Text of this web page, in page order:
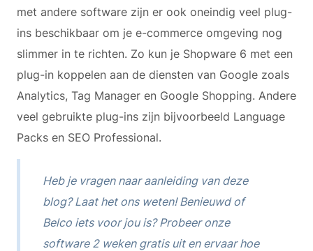
met andere software zijn er ook oneindig veel plug-
ins beschikbaar om je e-commerce omgeving nog
slimmer in te richten. Zo kun je Shopware 6 met een
plug-in koppelen aan de diensten van Google zoals
Analytics, Tag Manager en Google Shopping. Andere
veel gebruikte plug-ins zijn bijvoorbeeld Language
Packs en SEO Professional.
Heb je vragen naar aanleiding van deze
blog? Laat het ons weten! Benieuwd of
Belco iets voor jou is? Probeer onze
software 2 weken gratis uit en ervaar hoe